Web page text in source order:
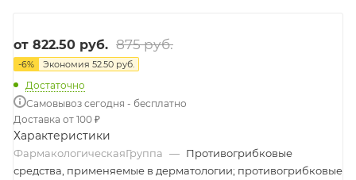
от 822.50 руб. 875 руб.
-6% Экономия 52.50 руб.
Достаточно
Самовывоз сегодня - бесплатно
Доставка от 100 ₽
Характеристики
ФармакологическаяГруппа — Противогрибковые
средства, применяемые в дерматологии; противогрибковые